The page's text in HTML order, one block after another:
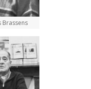
Brassens